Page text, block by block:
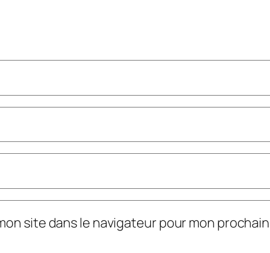
site dans le navigateur pour mon